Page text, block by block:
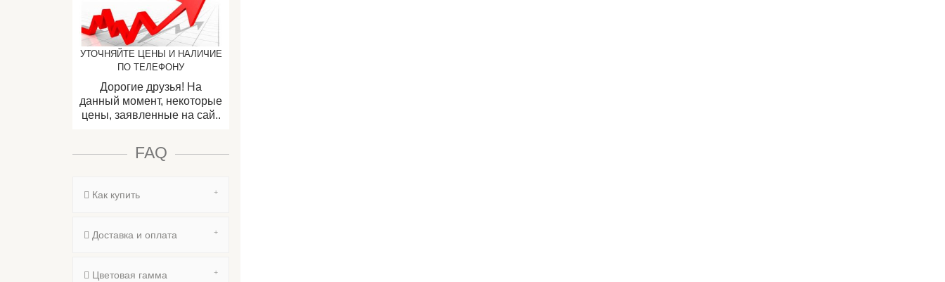
УТОЧНЯЙТЕ ЦЕНЫ И НАЛИЧИЕ
ПО ТЕЛЕФОНУ
Дорогие друзья! На
данный момент, некоторые
цены, заявленные на сай..
FAQ
Как купить
Доставка и оплата
Цветовая гамма